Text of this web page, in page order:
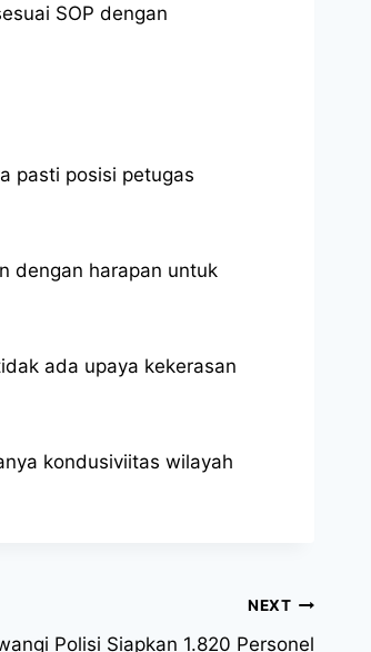
SOP dengan
pasti posisi petugas
dengan harapan untuk
ada upaya kekerasan
kondusiviitas wilayah
NEXT
Polisi Siapkan 1.820 Personel